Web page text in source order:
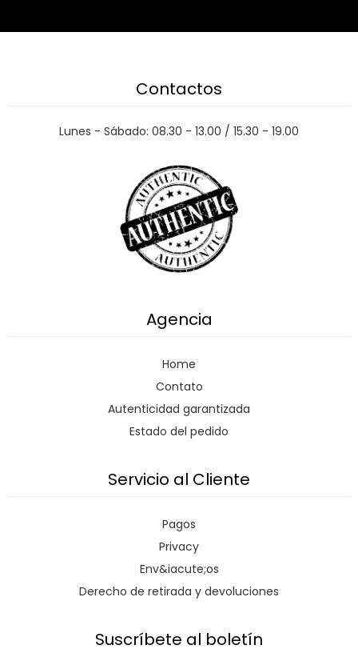
Contactos
Lunes - Sábado: 08.30 - 13.00 / 15.30 - 19.00
Agencia
Home
Contato
Autenticidad garantizada
Estado del pedido
Servicio al Cliente
Pagos
Privacy
Env&iacute;os
Derecho de retirada y devoluciones
Suscríbete al boletín